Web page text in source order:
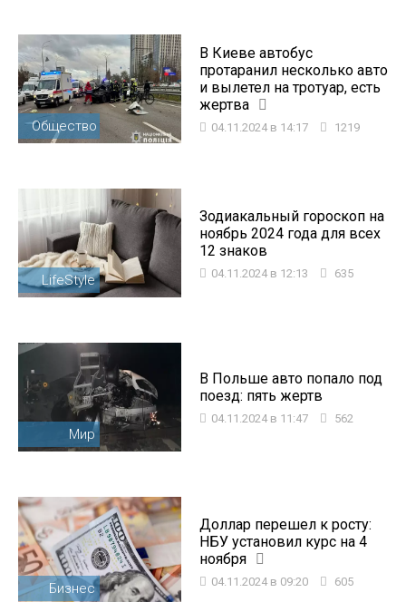
Общество
В Киеве автобус
протаранил несколько авто
и вылетел на тротуар, есть
жертва
04.11.2024 в 14:17 1219
LifeStyle
Зодиакальный гороскоп на
ноябрь 2024 года для всех
12 знаков
04.11.2024 в 12:13 635
Мир
В Польше авто попало под
поезд: пять жертв
04.11.2024 в 11:47 562
Бизнес
Доллар перешел к росту:
НБУ установил курс на 4
ноября
04.11.2024 в 09:20 605